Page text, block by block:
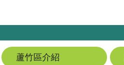
蘆竹區介紹